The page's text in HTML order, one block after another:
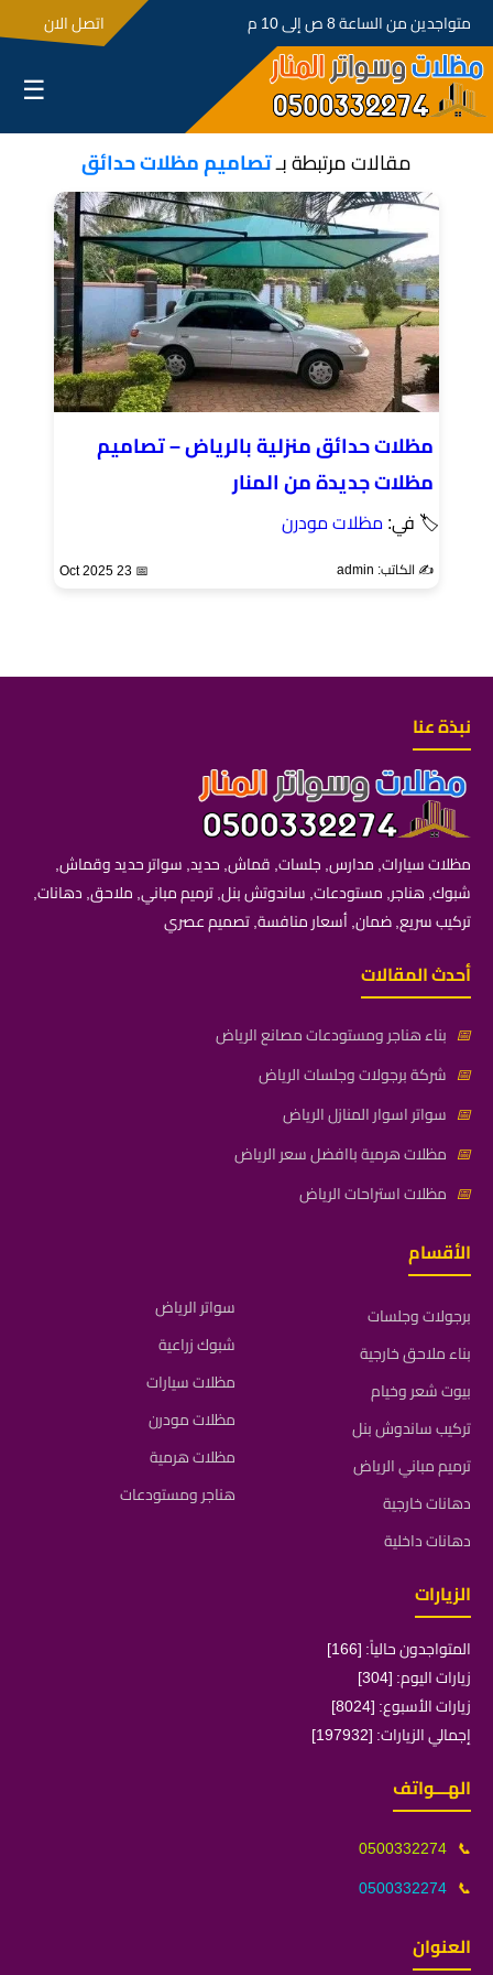
متواجدين من الساعة 8 ص إلى 10 م اتصل الان
☰
مقالات مرتبطة بـتصاميم مظلات حدائق
مظلات حدائق منزلية بالرياض – تصاميم
مظلات جديدة من المنار
🏷 في: مظلات مودرن
✍️ الكاتب: admin 📅 23 Oct 2025
نبذة عنا
مظلات سيارات, مدارس, جلسات, قماش, حديد, سواتر حديد وقماش,
شبوك, هناجر, مستودعات, ساندوتش بنل, ترميم مباني, ملاحق, دهانات,
تركيب سريع, ضمان, أسعار منافسة, تصميم عصري
أحدث المقالات
📅 بناء هناجر ومستودعات مصانع الرياض
📅 شركة برجولات وجلسات الرياض
📅 سواتر اسوار المنازل الرياض
📅 مظلات هرمية باافضل سعر الرياض
📅 مظلات استراحات الرياض
الأقسام
برجولات وجلسات
بناء ملاحق خارجية
بيوت شعر وخيام
تركيب ساندوش بنل
ترميم مباني الرياض
دهانات خارجية
دهانات داخلية
سواتر الرياض
شبوك زراعية
مظلات سيارات
مظلات مودرن
مظلات هرمية
هناجر ومستودعات
الزيارات
المتواجدون حالياً: [166]
زيارات اليوم: [304]
زيارات الأسبوع: [8024]
إجمالي الزيارات: [197932]
الهـــواتف
📞
0500332274
📞
0500332274
العنوان